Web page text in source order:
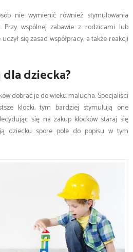
nie wymienić również stymulowania
Przy wspólnej zabawie z rodzicami lub
się zasad współpracy, a także reakcji
dziecka?
dobrać je do wieku malucha. Specjaliści
klocki, tym bardziej stymulują one
się na zakup klocków staraj się
dziecku spore pole do popisu w tym